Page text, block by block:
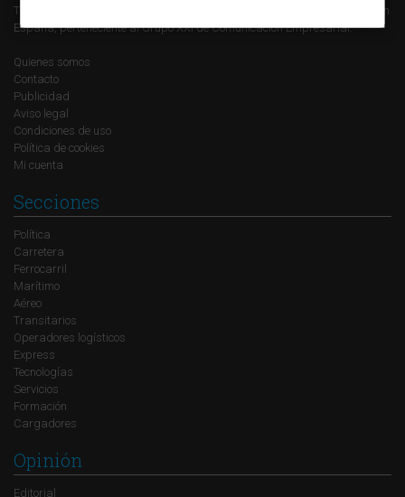
Transporte XXI es el periódico de referencia del transporte y la logística en
España, perteneciente al Grupo XXI de Comunicación Empresarial.
Quienes somos
Contacto
Publicidad
Aviso legal
Condiciones de uso
Política de cookies
Mi cuenta
Secciones
Política
Carretera
Ferrocarril
Marítimo
Aéreo
Transitarios
Operadores logísticos
Express
Tecnologías
Servicios
Formación
Cargadores
Opinión
Editorial